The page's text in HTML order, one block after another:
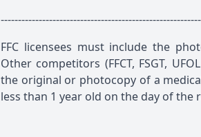
FFC licensees must include the
Other competitors (FFCT, FSGT,
the original or photocopy of a
less than 1 year old on the day of the